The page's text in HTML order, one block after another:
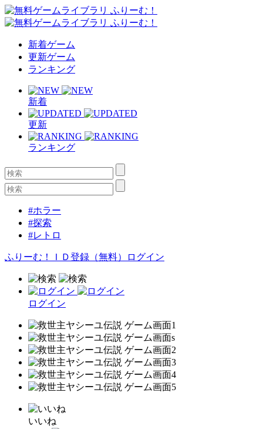
新着ゲーム
更新ゲーム
ランキング
新着
更新
ランキング
#ホラー
#探索
#レトロ
ふりーむ！ＩＤ登録（無料） ログイン
ログイン
いいね